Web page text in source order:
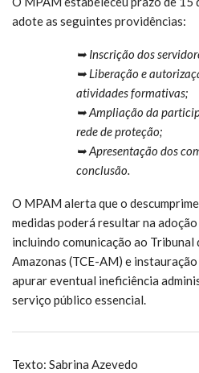
adote as seguintes providências:
➥ Inscrição dos
➥ Liberação e
atividades formativas;
➥ Ampliação da
rede de proteção;
➥ Apresentação dos
conclusão.
O MPAM alerta que o
medidas poderá resultar na
incluindo comunicação ao Tribunal
Amazonas (TCE-AM) e
apurar eventual ineficiência
serviço público essencial.
Texto: Sabrina Azevedo